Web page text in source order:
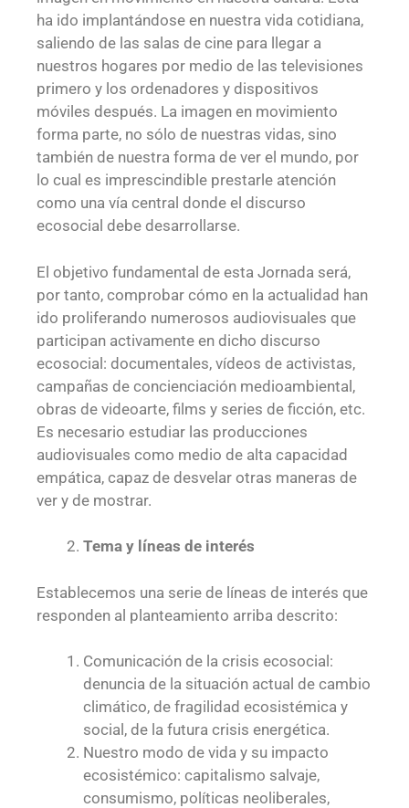
ha ido implantándose en nuestra vida cotidiana,
saliendo de las salas de cine para llegar a
nuestros hogares por medio de las televisiones
primero y los ordenadores y dispositivos
móviles después. La imagen en movimiento
forma parte, no sólo de nuestras vidas, sino
también de nuestra forma de ver el mundo, por
lo cual es imprescindible prestarle atención
como una vía central donde el discurso
ecosocial debe desarrollarse.
El objetivo fundamental de esta Jornada será,
por tanto, comprobar cómo en la actualidad han
ido proliferando numerosos audiovisuales que
participan activamente en dicho discurso
ecosocial: documentales, vídeos de activistas,
campañas de concienciación medioambiental,
obras de videoarte, films y series de ficción, etc.
Es necesario estudiar las producciones
audiovisuales como medio de alta capacidad
empática, capaz de desvelar otras maneras de
ver y de mostrar.
Tema y líneas de interés
Establecemos una serie de líneas de interés que
responden al planteamiento arriba descrito:
Comunicación de la crisis ecosocial:
denuncia de la situación actual de cambio
climático, de fragilidad ecosistémica y
social, de la futura crisis energética.
Nuestro modo de vida y su impacto
ecosistémico: capitalismo salvaje,
consumismo, políticas neoliberales,